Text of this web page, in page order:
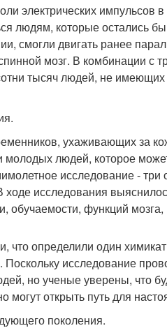
электрических импульсов
людям, которые остались
смогли двигать ранее
мозг. В комбинации с
тысяч людей, не имеющих
ухаживающих за
людей, которое
исследование -
исследования
обучаемости, функций
что определили один
Поскольку исследование
но ученые уверены, что
могут открыть путь для
поколения.